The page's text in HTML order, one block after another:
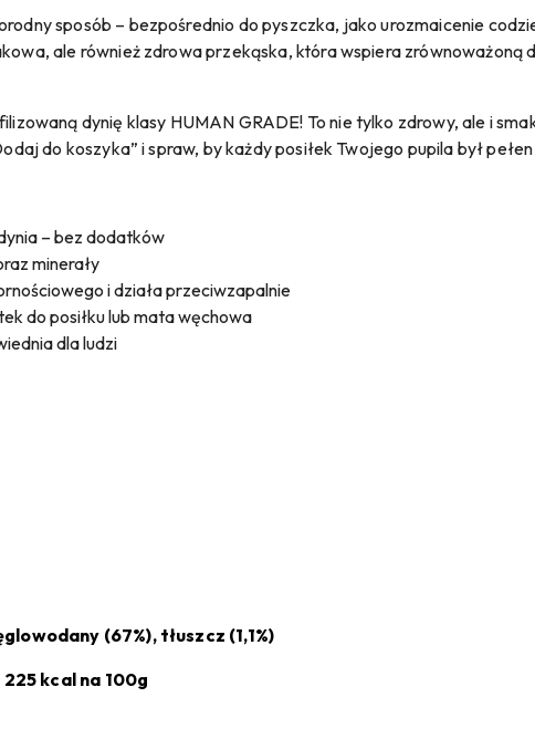
sposób – bezpośrednio do pyszczka, jako urozmaicenie
ale również zdrowa przekąska, która wspiera zrównoważoną
dynię klasy HUMAN GRADE! To nie tylko zdrowy, ale i
do koszyka” i spraw, by każdy posiłek Twojego pupila był
– bez dodatków
minerały
i działa przeciwzapalnie
do posiłku lub mata węchowa
dla ludzi
(67%), tłuszcz (1,1%)
kcal na 100g